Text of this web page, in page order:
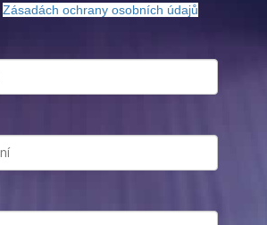
Zásadách ochrany osobních údajů